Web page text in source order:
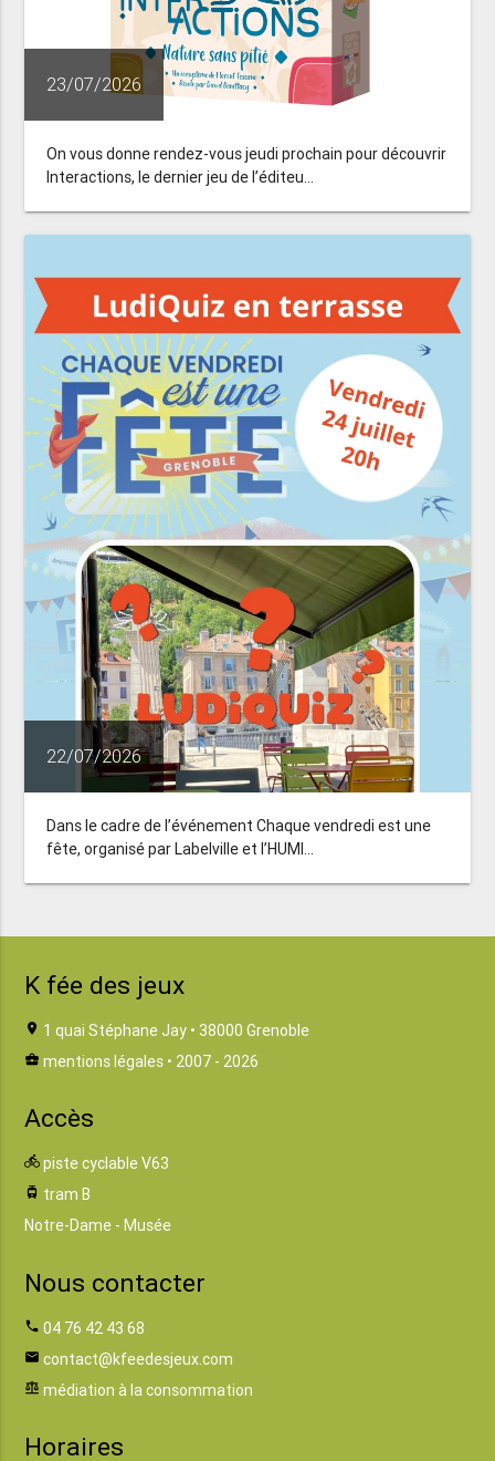
23/07/2026
On vous donne rendez-vous jeudi prochain pour découvrir
Interactions, le dernier jeu de l’éditeu...
22/07/2026
Dans le cadre de l’événement Chaque vendredi est une
fête, organisé par Labelville et l’HUMI...
K fée des jeux
location_on 1 quai Stéphane Jay • 38000 Grenoble
business_center mentions légales • 2007 - 2026
Accès
directions_bike piste cyclable V63
tram tram B
Notre-Dame - Musée
Nous contacter
phone 04 76 42 43 68
email contact@kfeedesjeux.com
balance médiation à la consommation
Horaires